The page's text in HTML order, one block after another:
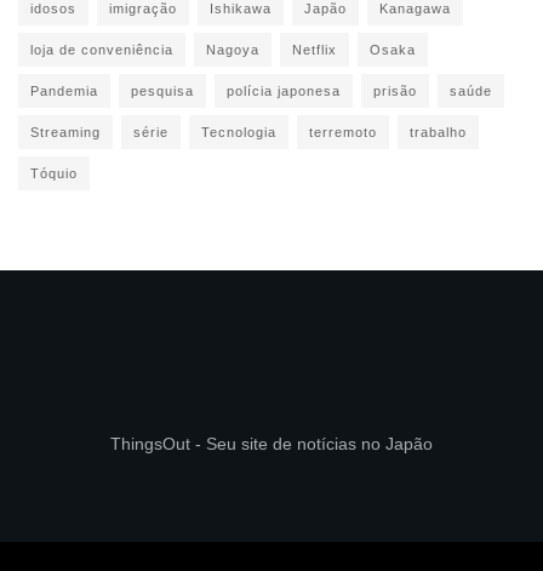
idosos imigração Ishikawa Japão Kanagawa
loja de conveniência Nagoya Netflix Osaka
Pandemia pesquisa polícia japonesa prisão saúde
Streaming série Tecnologia terremoto trabalho
Tóquio
ThingsOut - Seu site de notícias no Japão